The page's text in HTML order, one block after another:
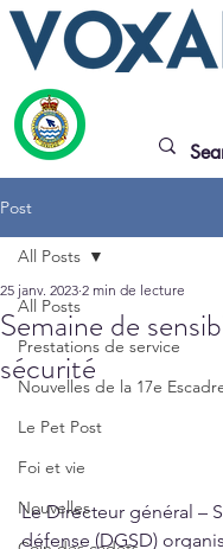
Post
All Posts
Prestations de service
Nouvelles de la 17e
Le Pet Post
Foi et vie
Nouvelles
All Posts
Semaine de
sécurité
25 janv. 2023 2 min de lecture
Le Directeur général –
défense (DGSD)